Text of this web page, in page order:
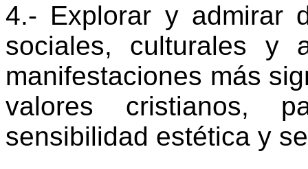
4.- Explorar y admirar
sociales, culturales y
manifestaciones más
valores cristianos,
sensibilidad estética y